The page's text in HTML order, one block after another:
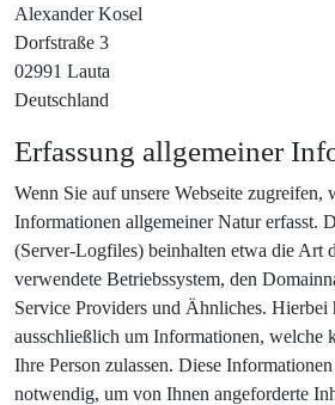
Alexander Kosel
Dorfstraße 3
02991 Lauta
Deutschland
Erfassung allgemeiner
Wenn Sie auf unsere Webseite zugreifen,
Informationen allgemeiner Natur erfasst.
(Server-Logfiles) beinhalten etwa die Art
verwendete Betriebssystem, den
Service Providers und Ähnliches. Hierbei
ausschließlich um Informationen, welche
Ihre Person zulassen. Diese
notwendig, um von Ihnen angeforderte